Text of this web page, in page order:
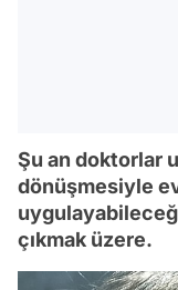
Şu an doktorlar
dönüşmesiyle
çıkmak üzere.